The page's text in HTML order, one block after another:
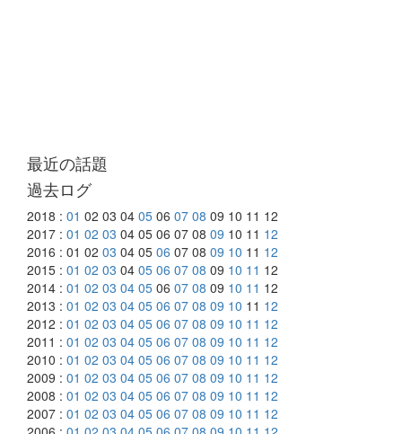
最近の話題
過去ログ
2018 : 01 02 03 04 05 06 07 08 09 10 11 12
2017 : 01 02 03 04 05 06 07 08 09 10 11 12
2016 : 01 02 03 04 05 06 07 08 09 10 11 12
2015 : 01 02 03 04 05 06 07 08 09 10 11 12
2014 : 01 02 03 04 05 06 07 08 09 10 11 12
2013 : 01 02 03 04 05 06 07 08 09 10 11 12
2012 : 01 02 03 04 05 06 07 08 09 10 11 12
2011 : 01 02 03 04 05 06 07 08 09 10 11 12
2010 : 01 02 03 04 05 06 07 08 09 10 11 12
2009 : 01 02 03 04 05 06 07 08 09 10 11 12
2008 : 01 02 03 04 05 06 07 08 09 10 11 12
2007 : 01 02 03 04 05 06 07 08 09 10 11 12